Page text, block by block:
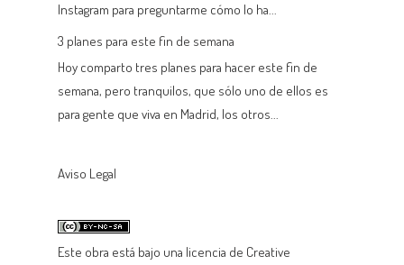
Instagram para preguntarme cómo lo ha...
3 planes para este fin de semana
Hoy comparto tres planes para hacer este fin de
semana, pero tranquilos, que sólo uno de ellos es
para gente que viva en Madrid, los otros...
Aviso Legal
Este obra está bajo una licencia de Creative